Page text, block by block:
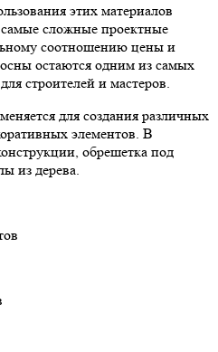
этих материалов
самые сложные проектные
соотношению цены и
остаются одним из самых
строителей и мастеров.
для создания различных
элементов. В
обрешетка под
из дерева.